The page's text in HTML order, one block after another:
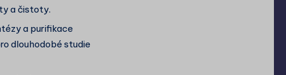
a čistoty.
a purifikace
dlouhodobé studie